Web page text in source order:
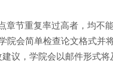
章节重复率过高者，均不
院会简单检查论文格式
议，学院会以邮件形式
。